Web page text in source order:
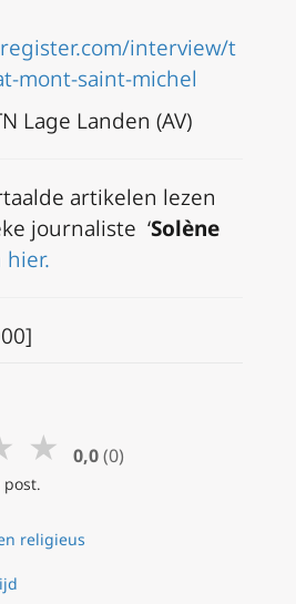
interview/t
mont-saint-michel
Lage Landen (AV)
artikelen lezen
journaliste ‘Solène
hier.
★ 0,0 (0)
post.
religieus